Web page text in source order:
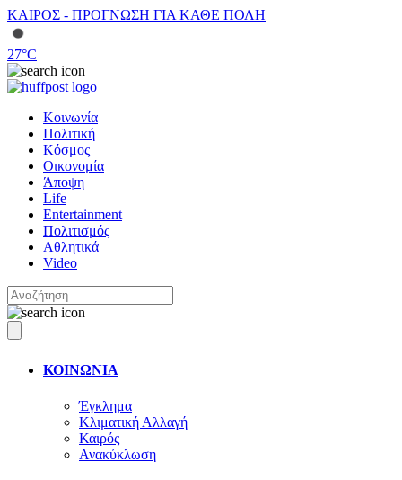
ΚΑΙΡΟΣ - ΠΡΟΓΝΩΣΗ ΓΙΑ ΚΑΘΕ ΠΟΛΗ
27°C
Κοινωνία
Πολιτική
Κόσμος
Οικονομία
Άποψη
Life
Entertainment
Πολιτισμός
Αθλητικά
Video
ΚΟΙΝΩΝΙΑ
Έγκλημα
Κλιματική Αλλαγή
Καιρός
Ανακύκλωση